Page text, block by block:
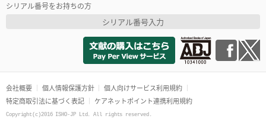
シリアル番号をお持ちの方
シリアル番号入力
会社概要 個人情報保護方針
個人向けサービス利用規約
特定商取引法に基づく表記
ケアネットポイント連携利用規約
Copyright(c)2016 ISHO-JP Ltd. All rights reserved.